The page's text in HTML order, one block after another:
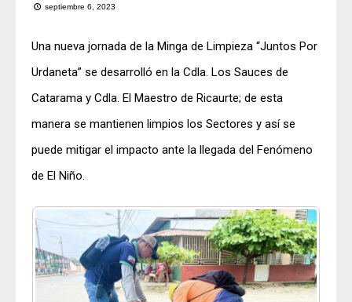
septiembre 6, 2023
Una nueva jornada de la Minga de Limpieza “Juntos Por
Urdaneta” se desarrolló en la Cdla. Los Sauces de
Catarama y Cdla. El Maestro de Ricaurte; de esta
manera se mantienen limpios los Sectores y así se
puede mitigar el impacto ante la llegada del Fenómeno
de El Niño.